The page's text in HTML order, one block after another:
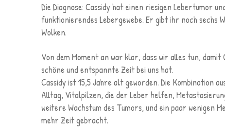
Die Diagnose: Cassidy hat einen riesigen Lebertumor
funktionierendes Lebergewebe. Er gibt ihr noch sechs
Wolken.
Von dem Moment an war klar, dass wir alles tun, damit
schöne und entspannte Zeit bei uns hat.
Cassidy ist 15,5 Jahre alt geworden. Die Kombination
Alltag, Vitalpilzen, die der Leber helfen,
weitere Wachstum des Tumors, und ein paar wenigen
mehr Zeit gebracht.